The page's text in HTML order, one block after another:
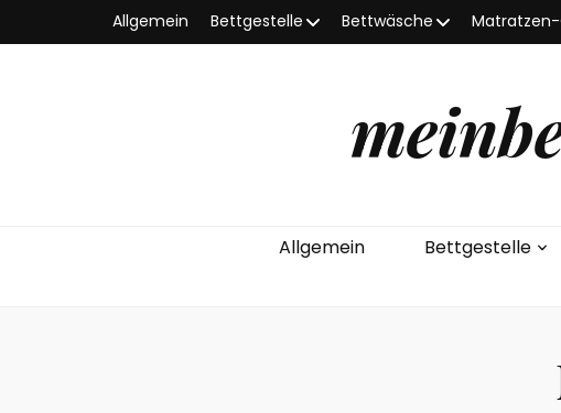
Allgemein Bettgestelle Bettwäsche
Allgemein Bettgestelle